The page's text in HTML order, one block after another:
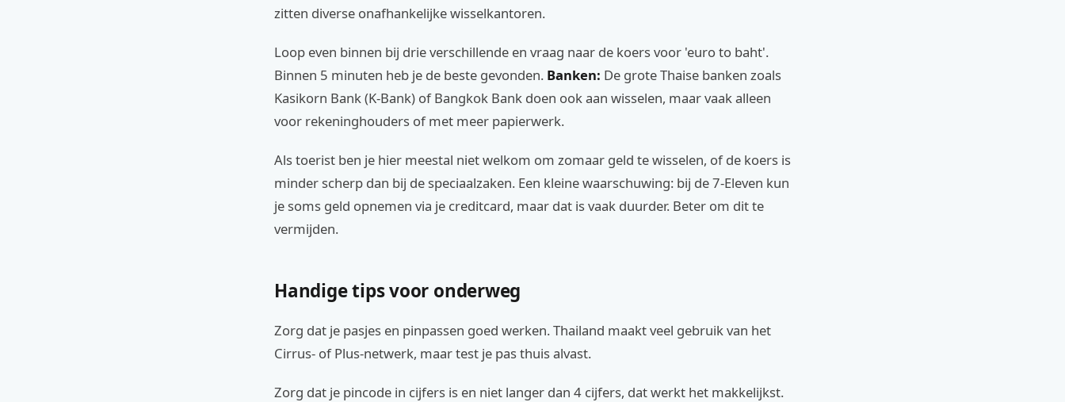
zitten diverse onafhankelijke wisselkantoren.
Loop even binnen bij drie verschillende en vraag naar de koers voor 'euro to baht'.
Binnen 5 minuten heb je de beste gevonden. Banken: De grote Thaise banken zoals
Kasikorn Bank (K-Bank) of Bangkok Bank doen ook aan wisselen, maar vaak alleen
voor rekeninghouders of met meer papierwerk.
Als toerist ben je hier meestal niet welkom om zomaar geld te wisselen, of de koers is
minder scherp dan bij de speciaalzaken. Een kleine waarschuwing: bij de 7-Eleven kun
je soms geld opnemen via je creditcard, maar dat is vaak duurder. Beter om dit te
vermijden.
Handige tips voor onderweg
Zorg dat je pasjes en pinpassen goed werken. Thailand maakt veel gebruik van het
Cirrus- of Plus-netwerk, maar test je pas thuis alvast.
Zorg dat je pincode in cijfers is en niet langer dan 4 cijfers, dat werkt het makkelijkst.